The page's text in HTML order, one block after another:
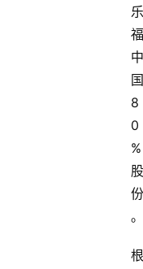
乐
福
中
国
8
0
%
股
份
。
根